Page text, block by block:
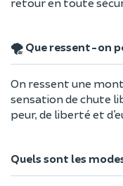
🌪️ Que ressent-on
On ressent une
sensation de chute
peur, de liberté et
Quels sont les